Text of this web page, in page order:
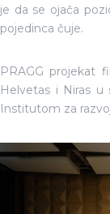
je da se ojača
pojedinca čuje.
PRAGG projekat
Helvetas i Niras u
Institutom za